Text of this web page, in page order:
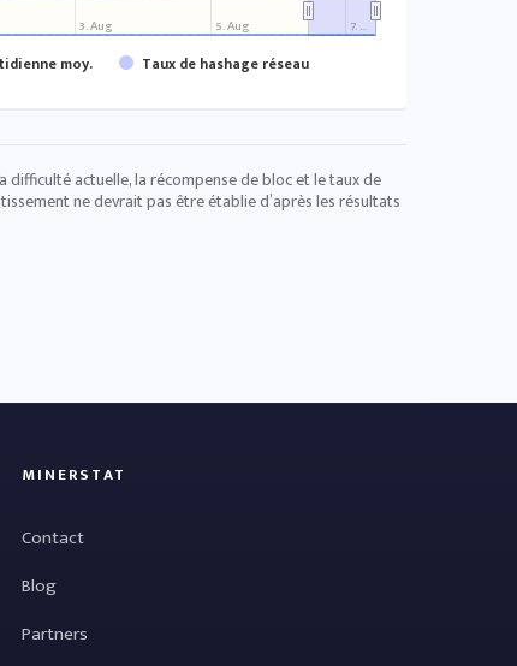
moy. Taux de hashage réseau
3. Aug 5. Aug 7. …
actuelle, la récompense de bloc et le taux de
ne devrait pas être établie d’après les résultats
MINERSTAT
Contact
Blog
Partners